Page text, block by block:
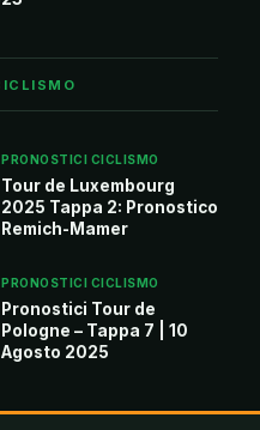
PRONOSTICI CICLISMO
Tour de Luxembourg
2025 Tappa 2: Pronostico
Remich-Mamer
PRONOSTICI CICLISMO
Pronostici Tour de
Pologne – Tappa 7 | 10
Agosto 2025